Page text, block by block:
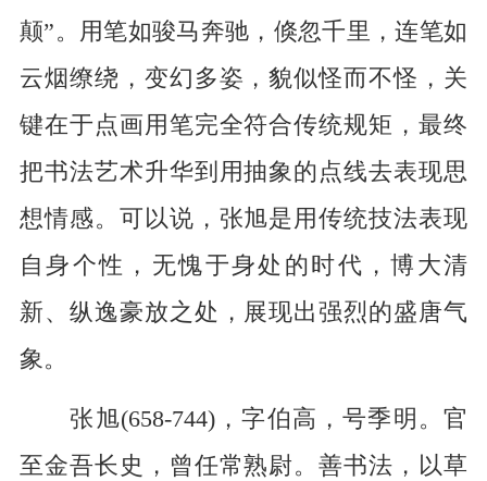
颠”。用笔如骏马奔驰，倏忽千里，连笔如
云烟缭绕，变幻多姿，貌似怪而不怪，关
键在于点画用笔完全符合传统规矩，最终
把书法艺术升华到用抽象的点线去表现思
想情感。可以说，张旭是用传统技法表现
自身个性，无愧于身处的时代，博大清
新、纵逸豪放之处，展现出强烈的盛唐气
象。
张旭(658-744)，字伯高，号季明。官
至金吾长史，曾任常熟尉。善书法，以草